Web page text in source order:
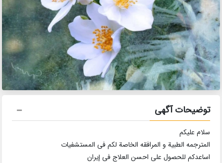
توضیحات آگهی
سلام عليكم
المترجمه الطبية و المرافقه الخاصة لکم في المستشفيات
اساعدکم للحصول علی احسن العلاج في إيران